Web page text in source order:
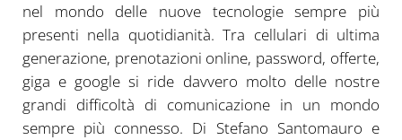
nel mondo delle nuove tecnologie sempre più
presenti nella quotidianità. Tra cellulari di ultima
generazione, prenotazioni online, password, offerte,
giga e google si ride davvero molto delle nostre
grandi difficoltà di comunicazione in un mondo
sempre più connesso. Di Stefano Santomauro e